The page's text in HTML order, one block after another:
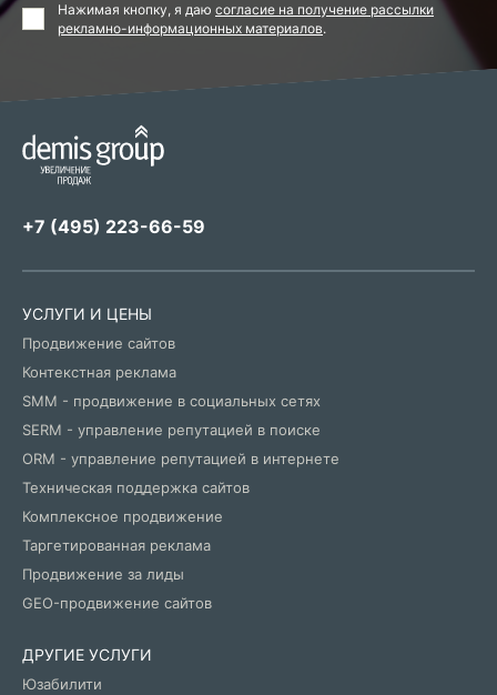
Нажимая кнопку, я даю согласие на получение рассылки
рекламно-информационных материалов.
+7 (495) 223-66-59
УСЛУГИ И ЦЕНЫ
Продвижение сайтов
Контекстная реклама
SMM - продвижение в социальных сетях
SERM - управление репутацией в поиске
ORM - управление репутацией в интернете
Техническая поддержка сайтов
Комплексное продвижение
Таргетированная реклама
Продвижение за лиды
GEO-продвижение сайтов
ДРУГИЕ УСЛУГИ
Юзабилити